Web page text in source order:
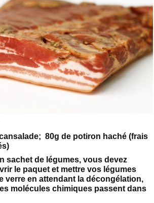
80g de potiron haché (frais
sachet de légumes, vous devez
le paquet et mettre vos légumes
verre en attendant la décongélation,
molécules chimiques passent dans